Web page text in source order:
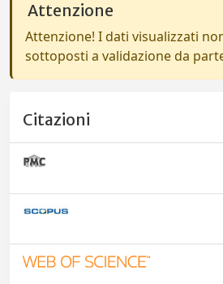
Attenzione
Attenzione! I dati visualizzati
sottoposti a validazione da
Citazioni